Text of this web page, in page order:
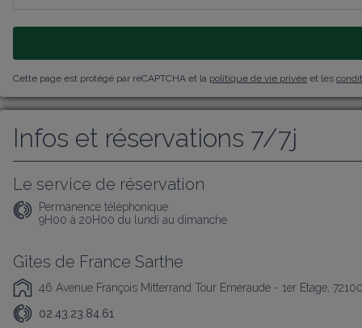
Cette page est protégé par reCAPTCHA et la politique de vie privée et les
Infos et réservations 7/7j
Le service de réservation
Permanence téléphonique :
9H00 à 20H00 du lundi au dimanche
Gîtes de France Sarthe
46 Avenue François Mitterrand Tour Emeraude - 1er Etage,
02.43.23.84.61